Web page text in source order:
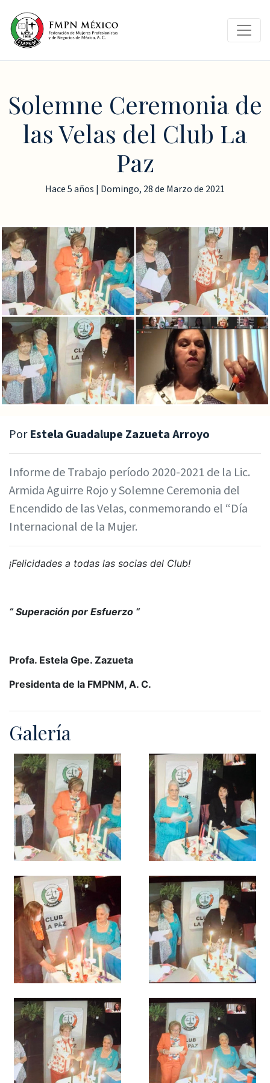
Solemne Ceremonia de
las Velas del Club La
Paz
Hace 5 años | Domingo, 28 de Marzo de 2021
PorEstela Guadalupe Zazueta Arroyo
Informe de Trabajo período 2020-2021 de la Lic.
Armida Aguirre Rojo y Solemne Ceremonia del
Encendido de las Velas, conmemorando el “Día
Internacional de la Mujer.
¡Felicidades a todas las socias del Club!
“ Superación por Esfuerzo “
Profa. Estela Gpe. Zazueta
Presidenta de la FMPNM, A. C.
Galería